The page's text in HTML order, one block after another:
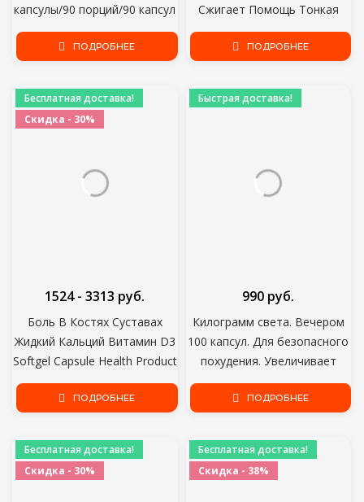
капсулы/90 порций/90 капсул
ПОДРОБНЕЕ
Сжигает Помощь Тонкая
Белая Пищеварительная
Помощь
ПОДРОБНЕЕ
Бесплатная доставка!
Скидка - 30%
Боль В Костях Суставах
Жидкий Кальций Витамин D3
Softgel Capsule Health Product
1524 - 3313 руб.
ПОДРОБНЕЕ
Быстрая доставка!
Килограмм света. Вечером
100 капсул. Для безопасного
похудения. Увеличивает
сжигание жира во время сна.
990 руб.
ПОДРОБНЕЕ
Бесплатная доставка!
Скидка - 30%
Бесплатная доставка!
Скидка - 38%